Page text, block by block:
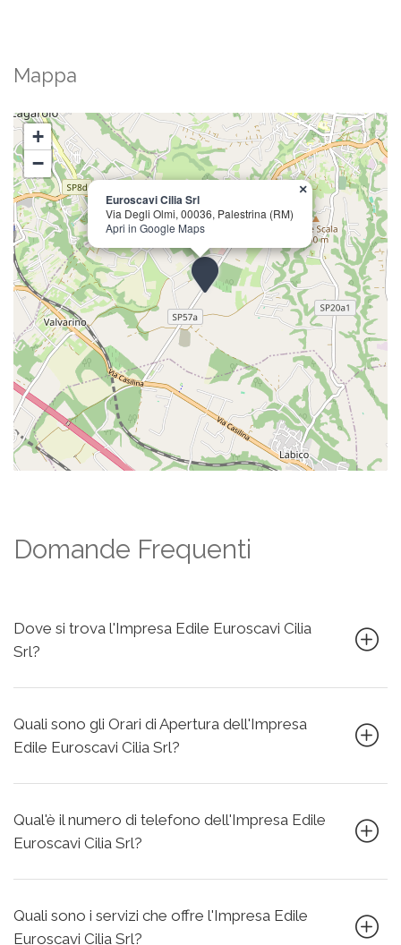
Mappa
Euroscavi Cilia Srl
Via Degli Olmi, 00036, Palestrina (RM)
Apri in Google Maps
×
+
−
Domande Frequenti
Dove si trova l'Impresa Edile Euroscavi Cilia
Srl?
Quali sono gli Orari di Apertura dell'Impresa
Edile Euroscavi Cilia Srl?
Qual'è il numero di telefono dell'Impresa Edile
Euroscavi Cilia Srl?
Quali sono i servizi che offre l'Impresa Edile
Euroscavi Cilia Srl?